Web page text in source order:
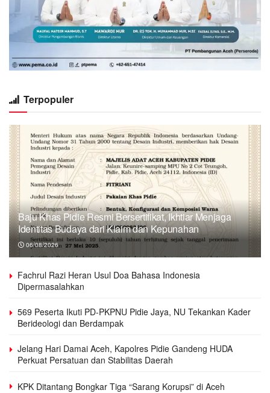
Terpopuler
Baju Khas Pidie Resmi Bersertifikat, Ikhtiar Menjaga
Identitas Budaya dari Klaim dan Kepunahan
06/08/2026
Fachrul Razi Heran Usul Doa Bahasa Indonesia
Dipermasalahkan
569 Peserta Ikuti PD-PKPNU Pidie Jaya, NU Tekankan Kader
Berideologi dan Berdampak
Jelang Hari Damai Aceh, Kapolres Pidie Gandeng HUDA
Perkuat Persatuan dan Stabilitas Daerah
KPK Ditantang Bongkar Tiga “Sarang Korupsi” di Aceh